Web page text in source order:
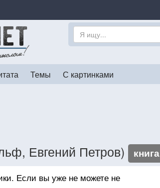
Темы С картинками
Евгений Петров) книга
Если вы уже не можете не